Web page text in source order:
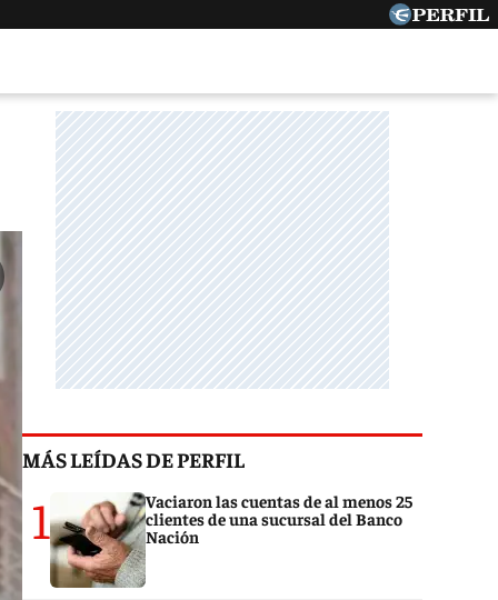
MÁS LEÍDAS DE PERFIL
1
Vaciaron las cuentas de al menos 25
clientes de una sucursal del Banco
Nación